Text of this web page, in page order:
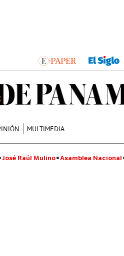
MULTIMEDIA
José Raúl Mulino Asamblea Nacional